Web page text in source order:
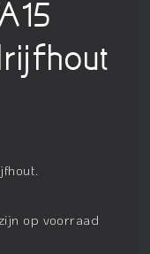
op voorraad